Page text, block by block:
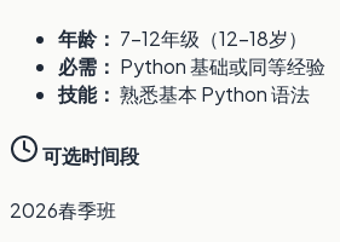
年龄： 7-12年级（12-18岁）
必需： Python 基础或同等经验
技能： 熟悉基本 Python 语法
可选时间段
2026春季班